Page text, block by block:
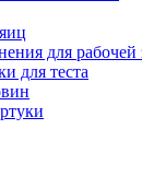
для рабочей
для теста